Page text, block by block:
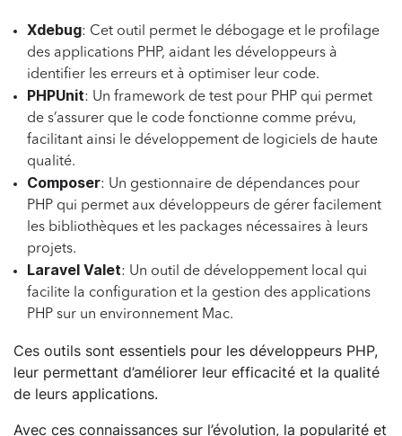
Xdebug: Cet outil permet le débogage et le profilage
des applications PHP, aidant les développeurs à
identifier les erreurs et à optimiser leur code.
PHPUnit: Un framework de test pour PHP qui permet
de s’assurer que le code fonctionne comme prévu,
facilitant ainsi le développement de logiciels de haute
qualité.
Composer: Un gestionnaire de dépendances pour
PHP qui permet aux développeurs de gérer facilement
les bibliothèques et les packages nécessaires à leurs
projets.
Laravel Valet: Un outil de développement local qui
facilite la configuration et la gestion des applications
PHP sur un environnement Mac.
Ces outils sont essentiels pour les développeurs PHP,
leur permettant d’améliorer leur efficacité et la qualité
de leurs applications.
Avec ces connaissances sur l’évolution, la popularité et